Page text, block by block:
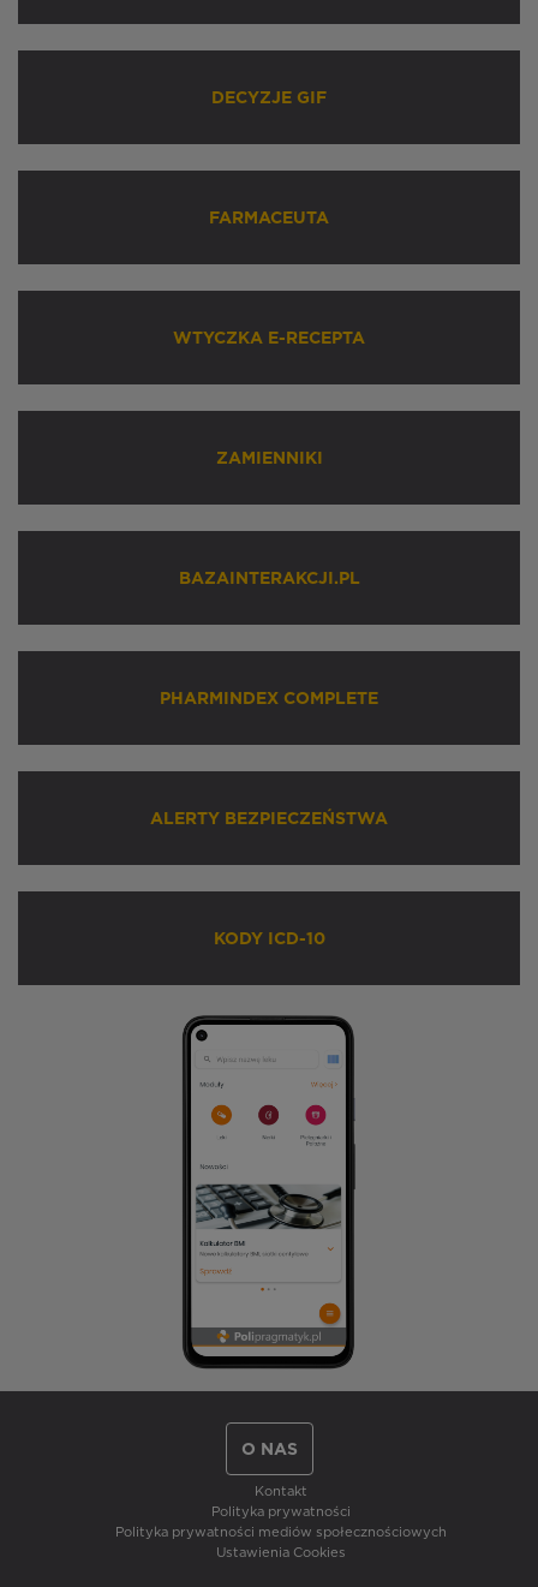
DECYZJE GIF
FARMACEUTA
WTYCZKA E-RECEPTA
ZAMIENNIKI
BAZAINTERAKCJI.PL
PHARMINDEX COMPLETE
ALERTY BEZPIECZEŃSTWA
KODY ICD-10
O NAS
Kontakt
Polityka prywatności
Polityka prywatności mediów społecznościowych
Ustawienia Cookies